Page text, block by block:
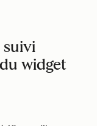
suivi
widget